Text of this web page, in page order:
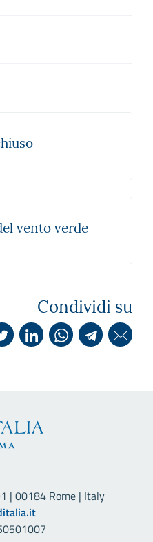
vento verde
Condividi su
| 00184 Rome | Italy